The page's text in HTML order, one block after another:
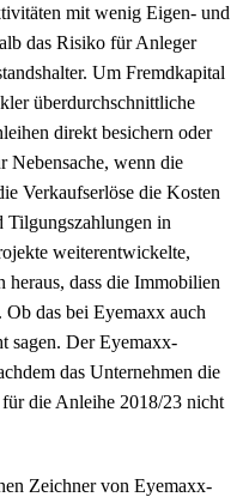
mit wenig Eigen- und
das Risiko für Anleger
Um Fremdkapital
überdurchschnittliche
direkt besichern oder
Nebensache, wenn die
Verkaufserlöse die Kosten
Tilgungszahlungen in
weiterentwickelte,
dass die Immobilien
das bei Eyemaxx auch
sagen. Der Eyemaxx-
das Unternehmen die
die Anleihe 2018/23 nicht
Zeichner von Eyemaxx-